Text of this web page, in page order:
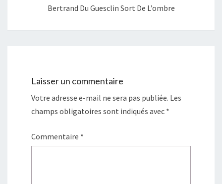
Bertrand Du Guesclin Sort De L’ombre
Laisser un commentaire
Votre adresse e-mail ne sera pas publiée. Les
champs obligatoires sont indiqués avec *
Commentaire *